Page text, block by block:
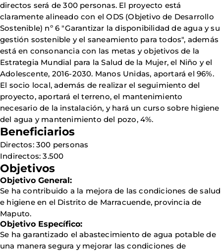
directos será de 300 personas. El proyecto está
claramente alineado con el ODS (Objetivo de Desarrollo
Sostenible) nº 6 "Garantizar la disponibilidad de agua y su
gestión sostenible y el saneamiento para todos", además
está en consonancia con las metas y objetivos de la
Estrategia Mundial para la Salud de la Mujer, el Niño y el
Adolescente, 2016-2030. Manos Unidas, aportará el 96%.
El socio local, además de realizar el seguimiento del
proyecto, aportará el terreno, el mantenimiento
necesario de la instalación, y hará un curso sobre higiene
del agua y mantenimiento del pozo, 4%.
Beneficiarios
Directos: 300 personas
Indirectos: 3.500
Objetivos
Objetivo General:
Se ha contribuido a la mejora de las condiciones de salud
e higiene en el Distrito de Marracuende, provincia de
Maputo.
Objetivo Específico:
Se ha garantizado el abastecimiento de agua potable de
una manera segura y mejorar las condiciones de